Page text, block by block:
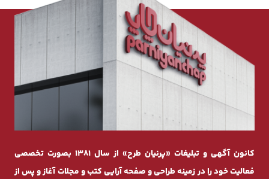
کانون آگهی و تبلیغات «پرنیان طرح» از سال 1381 بصورت تخصصی
فعالیت خود را در زمینه طراحی و صفحه ‌آرایی کتب و مجلات آغاز و پس از